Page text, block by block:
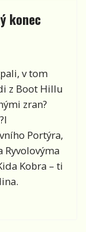
konec
v tom
z Boot Hillu
zran?
Portýra,
Ryvolovýma
Kobra – ti